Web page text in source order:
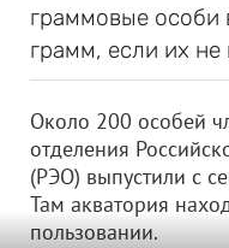
граммовые особи
грамм, если их
Около 200 особей
отделения
(РЭО) выпустили с
Там акватория
пользовании.